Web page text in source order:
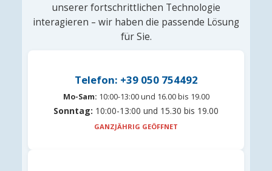
unserer fortschrittlichen Technologie
interagieren – wir haben die passende Lösung
für Sie.
Telefon: +39 050 754492
Mo-Sam: 10:00-13:00 und 16.00 bis 19.00
Sonntag: 10:00-13:00 und 15.30 bis 19.00
GANZJÄHRIG GEÖFFNET